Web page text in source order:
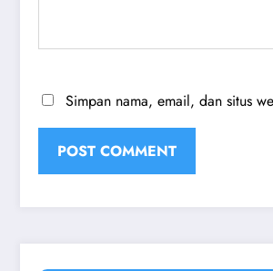
Simpan nama, email, dan situs